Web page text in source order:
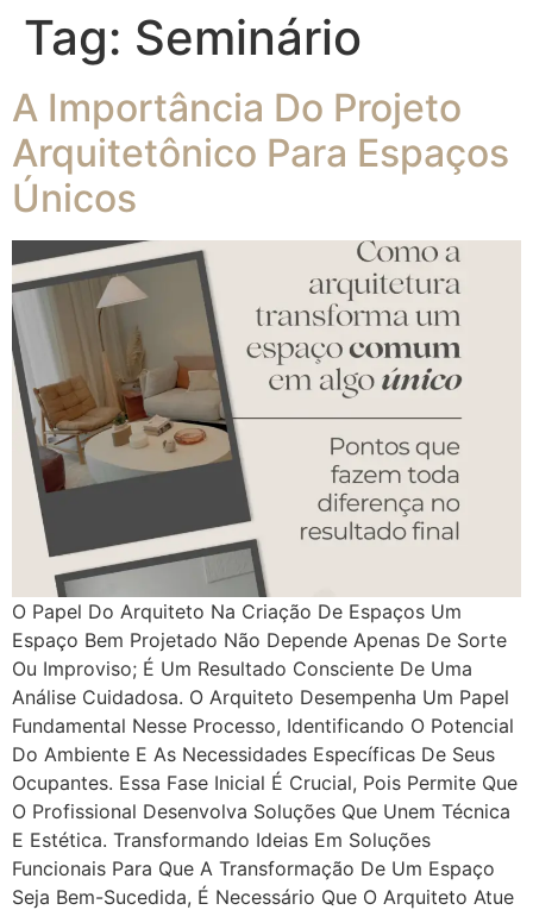
Tag: Seminário
A Importância Do Projeto
Arquitetônico Para Espaços
Únicos
O Papel Do Arquiteto Na Criação De Espaços Um
Espaço Bem Projetado Não Depende Apenas De Sorte
Ou Improviso; É Um Resultado Consciente De Uma
Análise Cuidadosa. O Arquiteto Desempenha Um Papel
Fundamental Nesse Processo, Identificando O Potencial
Do Ambiente E As Necessidades Específicas De Seus
Ocupantes. Essa Fase Inicial É Crucial, Pois Permite Que
O Profissional Desenvolva Soluções Que Unem Técnica
E Estética. Transformando Ideias Em Soluções
Funcionais Para Que A Transformação De Um Espaço
Seja Bem-Sucedida, É Necessário Que O Arquiteto Atue